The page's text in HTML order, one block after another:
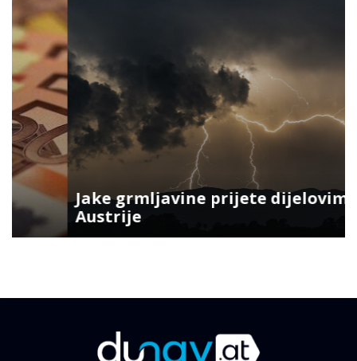
Jake grmljavine prijete dijelovima
Austrije